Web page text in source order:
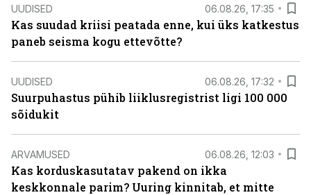
UUDISED 06.08.26, 17:35
Kas suudad kriisi peatada enne, kui üks katkestus
paneb seisma kogu ettevõtte?
UUDISED 06.08.26, 17:32
Suurpuhastus pühib liiklusregistrist ligi 100 000
sõidukit
ARVAMUSED 06.08.26, 12:03
Kas korduskasutatav pakend on ikka
keskkonnale parim? Uuring kinnitab, et mitte